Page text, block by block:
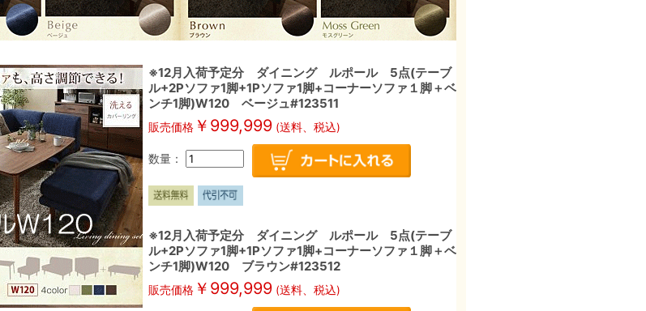
※12月入荷予定分 ダイニング ルポール 5点(テーブ
ル+2Pソファ1脚+1Pソファ1脚+コーナーソファ１脚＋ベ
ンチ1脚)W120 ベージュ#123511
販売価格￥ 999,999(送料、税込)
数量：
※12月入荷予定分 ダイニング ルポール 5点(テーブ
ル+2Pソファ1脚+1Pソファ1脚+コーナーソファ１脚＋ベ
ンチ1脚)W120 ブラウン#123512
販売価格￥ 999,999(送料、税込)